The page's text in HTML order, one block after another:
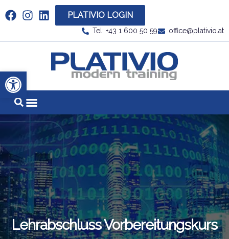
Werkzeugleiste öffnen
Link zu https://www.linkedin.com/company/
PLATIVIO LOGIN
Tel: +43 1 600 50 59 office@plativio.at
Link zu
Lehrabschluss Vorbereitungskurs